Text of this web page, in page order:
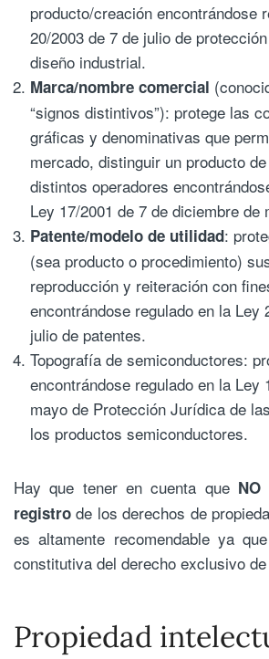
producto/creación encontrándose
20/2003 de 7 de julio de
diseño industrial.
Marca/nombre comercial
“signos distintivos”): protege las
gráficas y denominativas que
mercado, distinguir un producto
distintos operadores
Ley 17/2001 de 7 de diciembre de
Patente/modelo de utilidad:
(sea producto o procedimiento)
reproducción y reiteración con
encontrándose regulado en la Ley
julio de patentes.
Topografía de semiconductores:
encontrándose regulado en la Ley
mayo de Protección Jurídica de
los productos semiconductores.
Hay que tener en cuenta que
registro de los derechos de
es altamente recomendable ya
constitutiva del derecho exclusivo
Propiedad